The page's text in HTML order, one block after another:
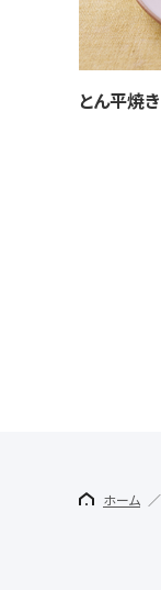
とん平焼き
ホーム